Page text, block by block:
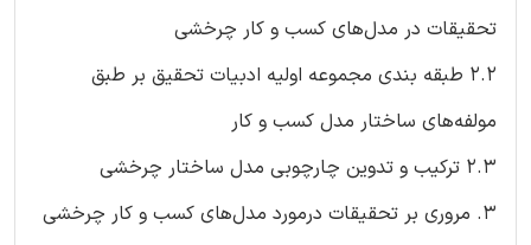
تحقیقات در مدل‌های کسب و کار چرخشی
2.2 طبقه بندی مجموعه اولیه ادبیات تحقیق بر طبق
مولفه‌های ساختار مدل کسب و کار
2.3 ترکیب و تدوین چارچوبی مدل ساختار چرخشی
3. مروری بر تحقیقات درمورد مدل‌های کسب و کار چرخشی